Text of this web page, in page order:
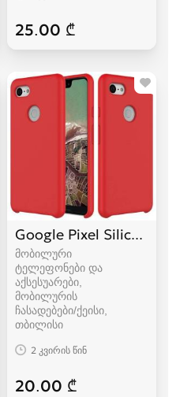
25.00 ₾
Crystal Case
Google Pixel Silicone
მობილური
ტელეფონები და
აქსესუარები,
მობილურის
ჩასადებები/ქეისი
თბილისი
2 კვირის წინ
20.00 ₾